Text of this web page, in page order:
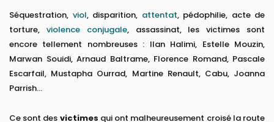
Séquestration, viol, disparition, attentat, pédophilie, acte de
torture, violence conjugale, assassinat, les victimes sont
encore tellement nombreuses : Ilan Halimi, Estelle Mouzin,
Marwan Souidi, Arnaud Baltrame, Florence Romand, Pascale
Escarfail, Mustapha Ourrad, Martine Renault, Cabu, Joanna
Parrish...
Ce sont des victimes qui ont malheureusement croisé la route